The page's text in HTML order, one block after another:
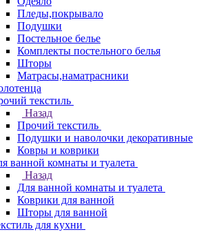
Пледы,покрывало
Подушки
Постельное белье
Комплекты постельного белья
Шторы
Матрасы,наматрасники
текстиль
Назад
Прочий текстиль
Подушки и наволочки декоративные
Ковры и коврики
ванной комнаты и туалета
Назад
Для ванной комнаты и туалета
Коврики для ванной
Шторы для ванной
для кухни